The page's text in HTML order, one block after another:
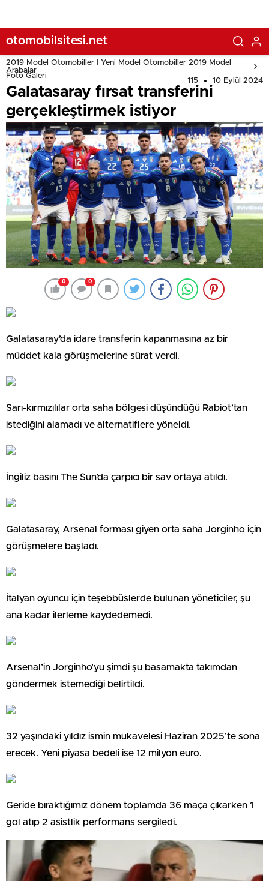
otomobilsitesi.net
2019 Model Otomobiller | Yeni Model Otomobiller 2019 Model
Arabalar
Foto Galeri
115 10 Eylül 2024
Galatasaray fırsat transferini
gerçekleştirmek istiyor
0 0
Galatasaray’da idare transferin kapanmasına az bir
müddet kala görüşmelerine sürat verdi.
Sarı-kırmızılılar orta saha bölgesi düşündüğü Rabiot’tan
istediğini alamadı ve alternatiflere yöneldi.
İngiliz basını The Sun’da çarpıcı bir sav ortaya atıldı.
Galatasaray, Arsenal forması giyen orta saha Jorginho için
görüşmelere başladı.
İtalyan oyuncu için teşebbüslerde bulunan yöneticiler, şu
ana kadar ilerleme kaydedemedi.
Arsenal’in Jorginho’yu şimdi şu basamakta takımdan
göndermek istemediği belirtildi.
32 yaşındaki yıldız ismin mukavelesi Haziran 2025’te sona
erecek. Yeni piyasa bedeli ise 12 milyon euro.
Geride bıraktığımız dönem toplamda 36 maça çıkarken 1
gol atıp 2 asistlik performans sergiledi.